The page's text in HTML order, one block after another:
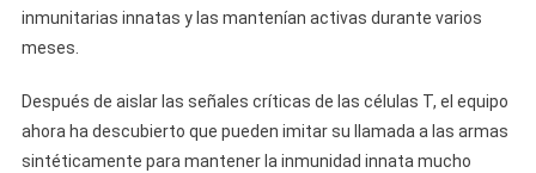
inmunitarias innatas y las mantenían activas durante varios
meses.
Después de aislar las señales críticas de las células T, el equipo
ahora ha descubierto que pueden imitar su llamada a las armas
sintéticamente para mantener la inmunidad innata mucho